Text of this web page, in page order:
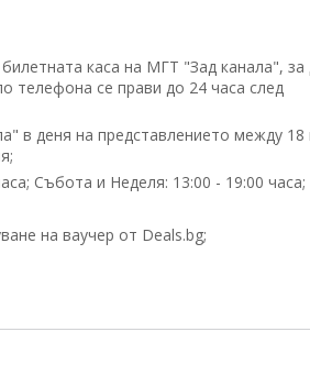
каса на МГТ "Зад канала", за
телефона се прави до 24 часа след
в деня на представлението между 18
Събота и Неделя: 13:00 - 19:00 часа;
на ваучер от Deals.bg;